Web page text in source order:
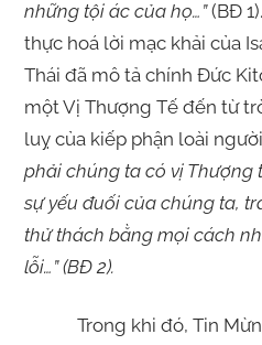
những tội ác của họ…”(BĐ
thực hoá lời mạc khải của
Thái đã mô tả chính Đức
một Vị Thượng Tế đến từ
luỵ của kiếp phận loài
phải chúng ta có vị Thượng
sự yếu đuối của chúng ta,
thử thách bằng mọi cách
lỗi…” (BĐ 2).
Trong khi đó, Tin Mừng